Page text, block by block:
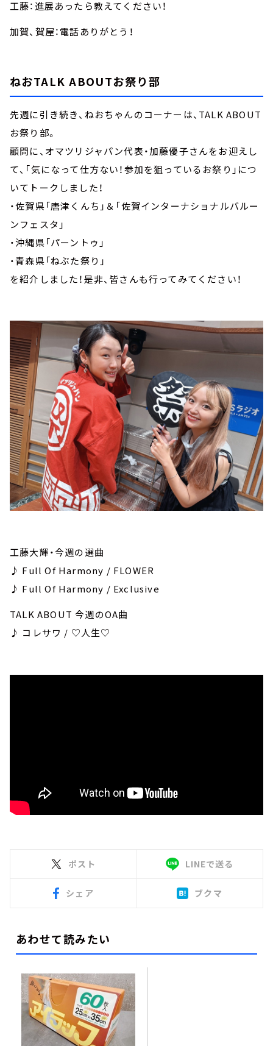
工藤：進展あったら教えてください！
加賀、賀屋：電話ありがとう！
ねおTALK ABOUTお祭り部
先週に引き続き、ねおちゃんのコーナーは、TALK ABOUT
お祭り部。
顧問に、オマツリジャパン代表・加藤優子さんをお迎えし
て、「気になって仕方ない！参加を狙っているお祭り」につ
いてトークしました！
・佐賀県「唐津くんち」＆「佐賀インターナショナルバルー
ンフェスタ」
・沖縄県「パーントゥ」
・青森県「ねぶた祭り」
を紹介しました！是非、皆さんも行ってみてください！
工藤大輝・今週の選曲
♪ Full Of Harmony / FLOWER
♪ Full Of Harmony / Exclusive
TALK ABOUT 今週のOA曲
♪ コレサワ / ♡人生♡
ポスト LINEで送る
シェア ブクマ
あわせて読みたい